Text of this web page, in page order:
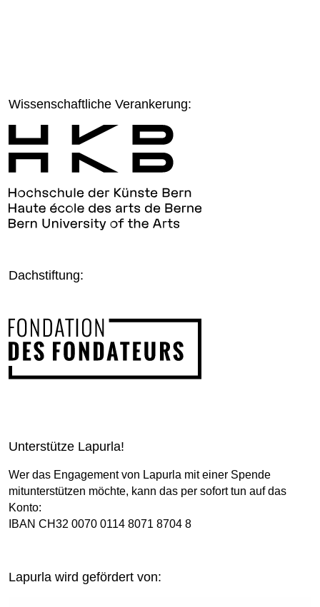
Wissenschaftliche Verankerung:
Dachstiftung:
Unterstütze Lapurla!
Wer das Engagement von Lapurla mit einer Spende
mitunterstützen möchte, kann das per sofort tun auf das
Konto:
IBAN CH32 0070 0114 8071 8704 8
Lapurla wird gefördert von: